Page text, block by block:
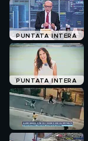
PUNTATA INTERA
PUNTATA INTERA